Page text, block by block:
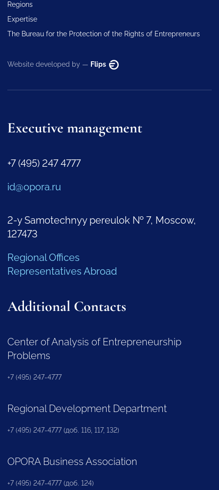
Regions
Expertise
The Bureau for the Protection of the Rights of Entrepreneurs
Website developed by — Flips
Executive management
+7 (495) 247 4777
id@opora.ru
2-y Samotechnyy pereulok № 7, Moscow,
127473
Regional Offices
Representatives Abroad
Additional Contacts
Center of Analysis of Entrepreneurship
Problems
+7 (495) 247-4777
Regional Development Department
+7 (495) 247-4777 (доб. 116, 117, 132)
OPORA Business Association
+7 (495) 247-4777 (доб. 124)